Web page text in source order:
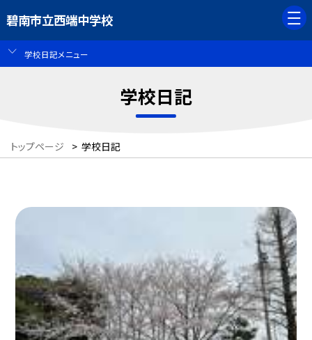
碧南市立西端中学校
学校日記メニュー
学校日記
トップページ > 学校日記